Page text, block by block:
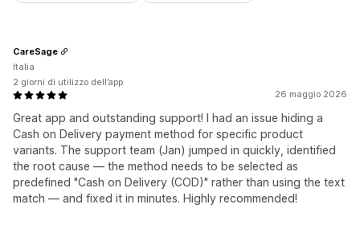
26 maggio 2026
Great app and outstanding support! I had an issue hiding a
Cash on Delivery payment method for specific product
variants. The support team (Jan) jumped in quickly, identified
the root cause — the method needs to be selected as
predefined "Cash on Delivery (COD)" rather than using the text
match — and fixed it in minutes. Highly recommended!
CareSage
Italia
2 giorni di utilizzo dell’app